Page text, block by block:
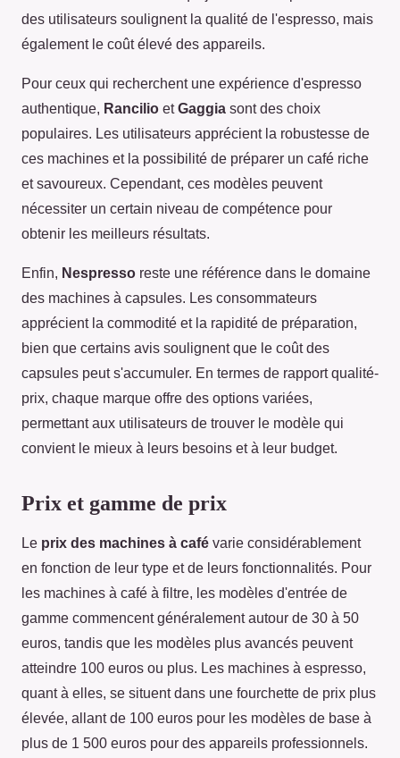
des utilisateurs soulignent la qualité de l'espresso, mais
également le coût élevé des appareils.
Pour ceux qui recherchent une expérience d'espresso
authentique, Rancilio etGaggia sont des choix
populaires. Les utilisateurs apprécient la robustesse de
ces machines et la possibilité de préparer un café riche
et savoureux. Cependant, ces modèles peuvent
nécessiter un certain niveau de compétence pour
obtenir les meilleurs résultats.
Enfin, Nespresso reste une référence dans le domaine
des machines à capsules. Les consommateurs
apprécient la commodité et la rapidité de préparation,
bien que certains avis soulignent que le coût des
capsules peut s'accumuler. En termes de rapport qualité-
prix, chaque marque offre des options variées,
permettant aux utilisateurs de trouver le modèle qui
convient le mieux à leurs besoins et à leur budget.
Prix et gamme de prix
Le prix des machines à café varie considérablement
en fonction de leur type et de leurs fonctionnalités. Pour
les machines à café à filtre, les modèles d'entrée de
gamme commencent généralement autour de 30 à 50
euros, tandis que les modèles plus avancés peuvent
atteindre 100 euros ou plus. Les machines à espresso,
quant à elles, se situent dans une fourchette de prix plus
élevée, allant de 100 euros pour les modèles de base à
plus de 1 500 euros pour des appareils professionnels.